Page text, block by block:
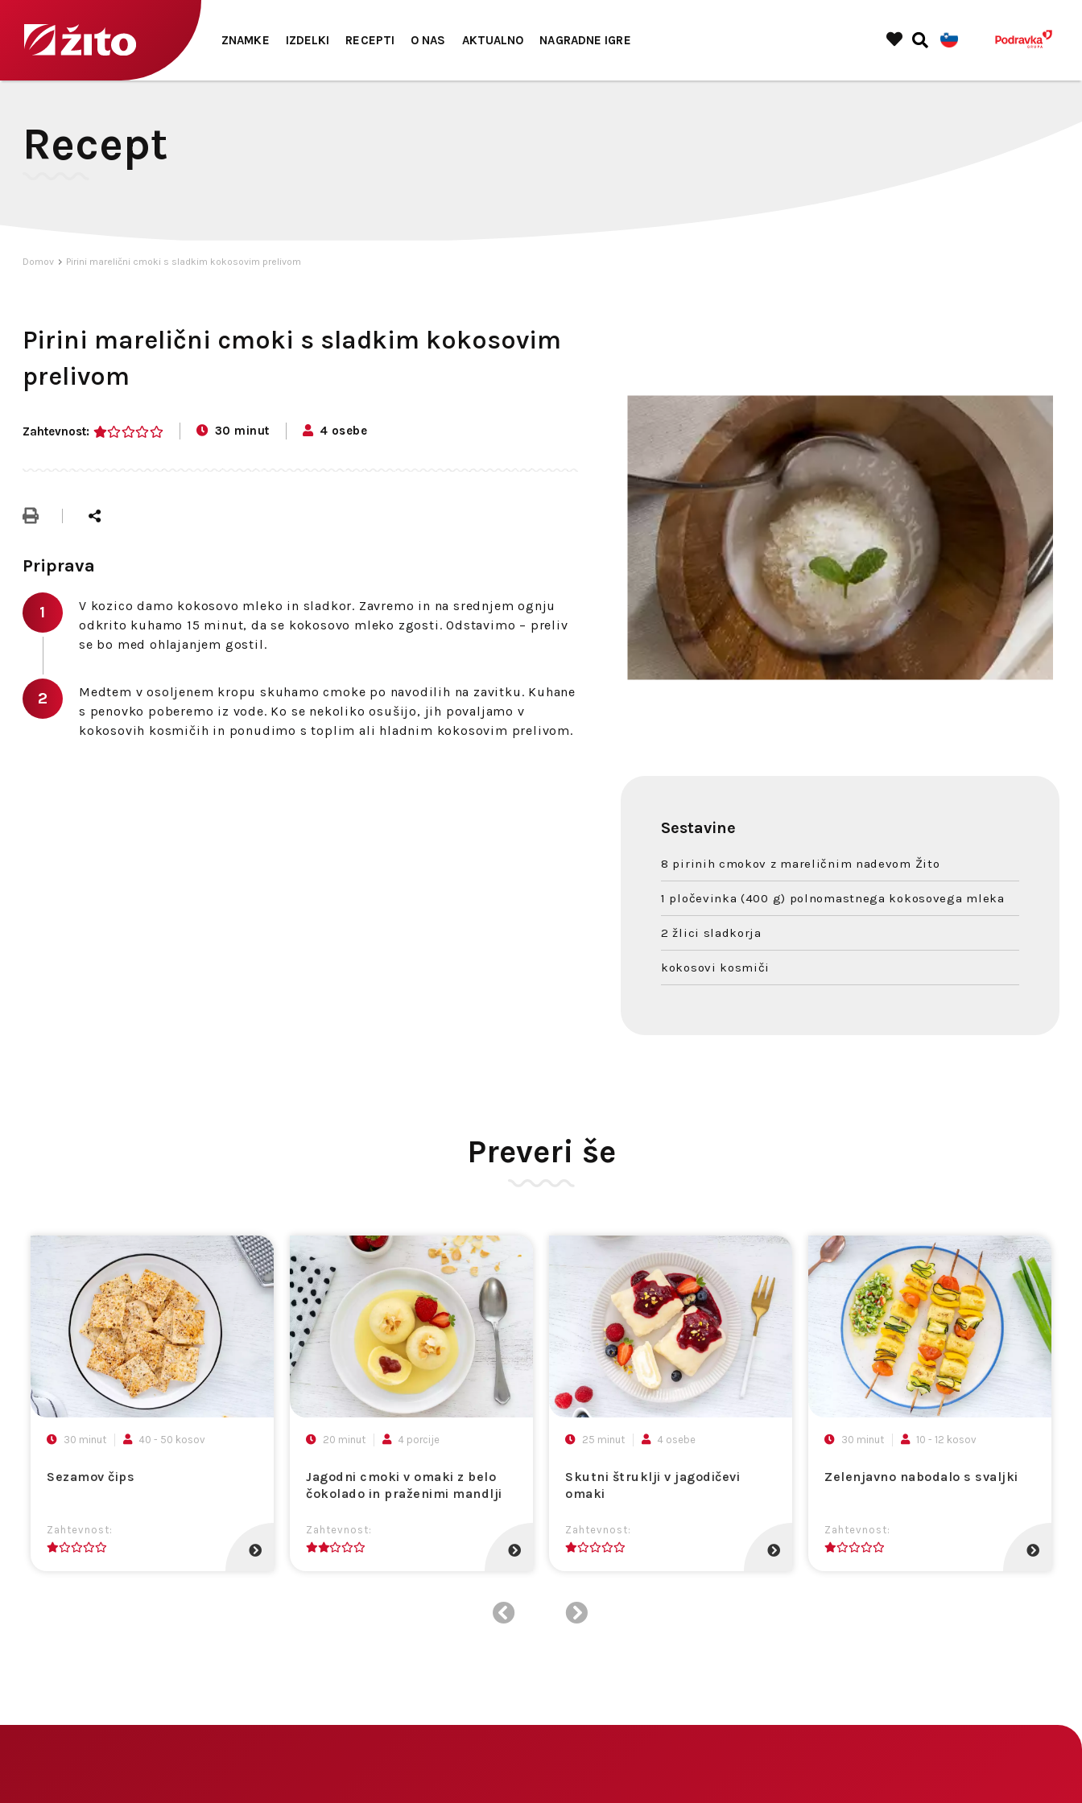
ZNAMKE IZDELKI RECEPTI O NAS AKTUALNO NAGRADNE IGRE
Recept
Domov Pirini marelični cmoki s sladkim kokosovim prelivom
Pirini marelični cmoki s sladkim kokosovim
prelivom
Zahtevnost:
30 minut 4 osebe
Priprava
V kozico damo kokosovo mleko in sladkor. Zavremo in na srednjem ognju
odkrito kuhamo 15 minut, da se kokosovo mleko zgosti. Odstavimo – preliv
se bo med ohlajanjem gostil.
Medtem v osoljenem kropu skuhamo cmoke po navodilih na zavitku. Kuhane
s penovko poberemo iz vode. Ko se nekoliko osušijo, jih povaljamo v
kokosovih kosmičih in ponudimo s toplim ali hladnim kokosovim prelivom.
Sestavine
8 pirinih cmokov z mareličnim nadevom Žito
1 pločevinka (400 g) polnomastnega kokosovega mleka
2 žlici sladkorja
kokosovi kosmiči
Preveri še
Sezamov čips
Zahtevnost:
30 minut 40 - 50 kosov
Jagodni cmoki v omaki z belo
čokolado in praženimi mandlji
Zahtevnost:
20 minut 4 porcije
Skutni štruklji v jagodičevi
omaki
Zahtevnost:
25 minut 4 osebe
Zelenjavno nabodalo s svaljki
Zahtevnost:
30 minut 10 - 12 kosov